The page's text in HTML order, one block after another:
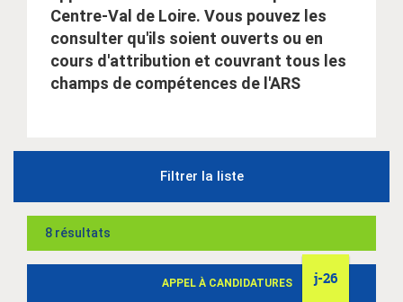
Centre-Val de Loire. Vous pouvez les
consulter qu'ils soient ouverts ou en
cours d'attribution et couvrant tous les
champs de compétences de l'ARS
Filtrer la liste
8 résultats
APPEL À CANDIDATURES j-26